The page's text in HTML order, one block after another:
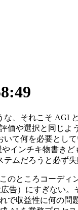
、それこそ AGI
価や選択と同じよ
て何を必要とし
インチキ物書き
ムだろうと必ず失
ところコーディ
告）にすぎない
で収益性に何の問